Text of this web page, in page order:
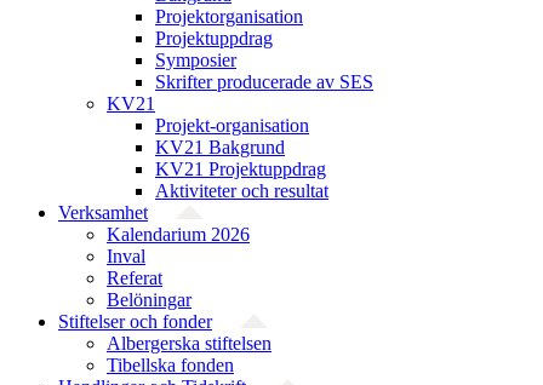
Projekt­organisation
Projektuppdrag
Symposier
Skrifter producerade av SES
KV21
Projekt-organisation
KV21 Bakgrund
KV21 Projektuppdrag
Aktiviteter och resultat
Verksamhet
Kalendarium 2026
Inval
Referat
Belöningar
Stiftelser och fonder
Albergerska stiftelsen
Tibellska fonden